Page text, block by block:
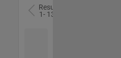
Resultados
1- 13 de